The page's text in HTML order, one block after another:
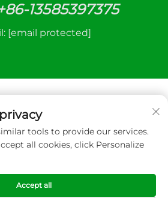
13585397375
[email protected]
Xuzhou sanhe otomatik kontrol
Tüm hakları saklıdır
tools to provide our services.
all cookies, click Personalize
Accept all